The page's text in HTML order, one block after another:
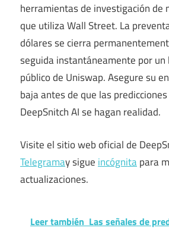
herramientas de investigación de
que utiliza Wall Street. La
dólares se cierra
seguida instantáneamente por
público de Uniswap. Asegure su
baja antes de que las
DeepSnitch AI se hagan realidad.
Visite el sitio web oficial de
Telegramay sigue incógnitapara
actualizaciones.
Leer también Las señales de